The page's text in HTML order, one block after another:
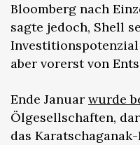
Bloomberg nach
sagte jedoch, Shell
aber vorerst von
Ende Januar wurde
Ölgesellschaften,
das